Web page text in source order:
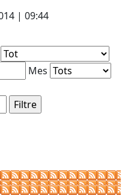
| 09:44
Mes